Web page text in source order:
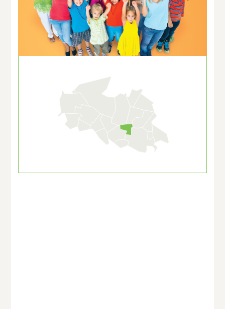
Théâtre d'ombre
Transition énergétique -
Mobilités
Urbanisme